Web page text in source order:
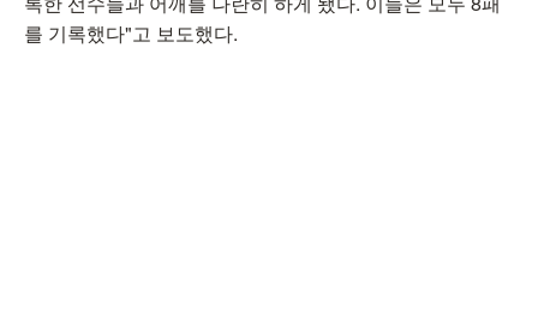
를 기록했다"고 보도했다.